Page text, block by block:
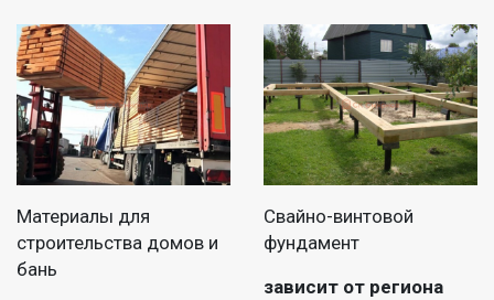
Материалы для
строительства домов и
бань
Свайно-винтовой
фундамент
зависит от региона